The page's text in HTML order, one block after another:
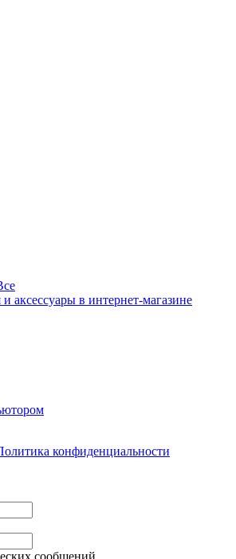
конфиденциальности
сообщений